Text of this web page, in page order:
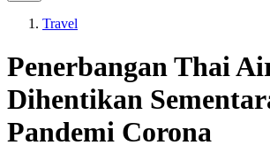
Travel
Penerbangan Thai
Dihentikan
Pandemi Corona